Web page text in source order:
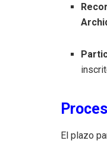
El plazo